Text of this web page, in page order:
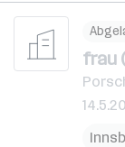
frau